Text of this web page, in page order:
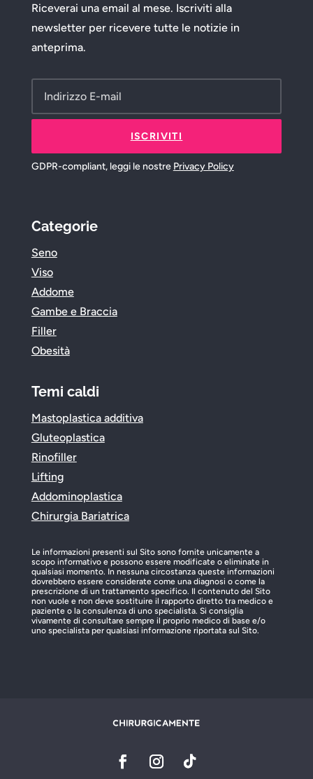
Riceverai una email al mese. Iscriviti alla
newsletter per ricevere tutte le notizie in
anteprima.
ISCRIVITI
GDPR-compliant, leggi le nostre Privacy Policy
Categorie
Seno
Viso
Addome
Gambe e Braccia
Filler
Obesità
Temi caldi
Mastoplastica additiva
Gluteoplastica
Rinofiller
Lifting
Addominoplastica
Chirurgia Bariatrica
Le informazioni presenti sul Sito sono fornite unicamente a
scopo informativo e possono essere modificate o eliminate in
qualsiasi momento. In nessuna circostanza queste informazioni
dovrebbero essere considerate come una diagnosi o come la
prescrizione di un trattamento specifico. Il contenuto del Sito
non vuole e non deve sostituire il rapporto diretto tra medico e
paziente o la consulenza di uno specialista. Si consiglia
vivamente di consultare sempre il proprio medico di base e/o
uno specialista per qualsiasi informazione riportata sul Sito.